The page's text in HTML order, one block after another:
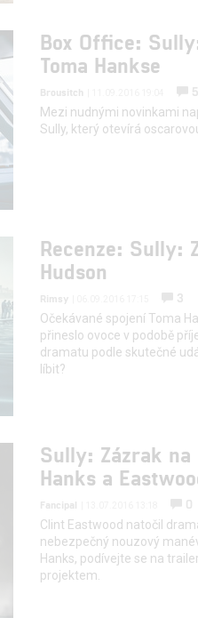
Box Office:
Toma Hankse
Brousitch
5
Mezi nudnými novinkami
Sully, který otevírá
Recenze: Sully:
Hudson
Rimsy
3
Očekávané spojení Toma
přineslo ovoce v podobě
dramatu podle skutečné
líbit?
Sully: Zázrak na
Hanks a
Fancipal
0
Clint Eastwood natočil
nebezpečný nouzový
Hanks, podívejte se na
projektem.